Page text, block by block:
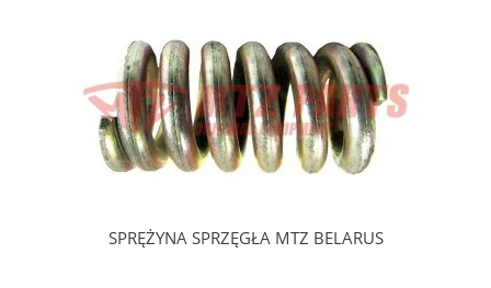
SPRĘŻYNA SPRZĘGŁA MTZ BELARUS